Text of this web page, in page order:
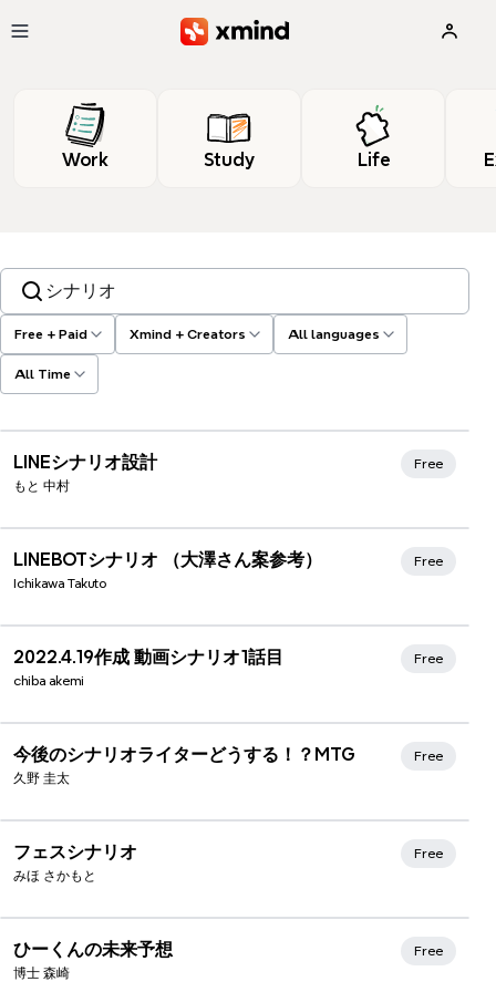
Work Study Life
Free + Paid Xmind + Creators All languages
All Time
Search templates, tags…
LINEシナリオ設計
もと 中村
Free
LINEBOTシナリオ （大澤さん案参考）
Ichikawa Takuto
Free
2022.4.19作成 動画シナリオ1話目
chiba akemi
Free
今後のシナリオライターどうする！？MTG
久野 圭太
Free
フェスシナリオ
みほ さかもと
Free
ひーくんの未来予想
博士 森崎
Free